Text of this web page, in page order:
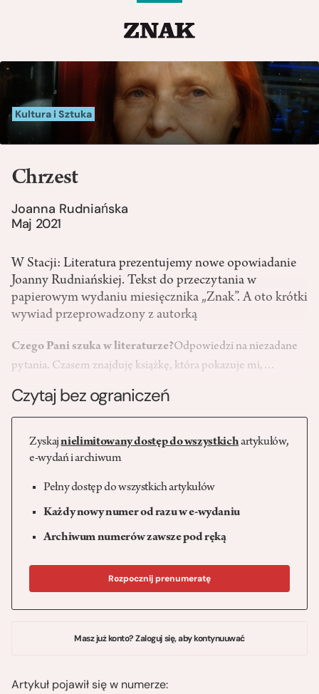
Kultura i Sztuka
Chrzest
Joanna Rudniańska
Maj 2021
W Stacji: Literatura prezentujemy nowe opowiadanie
Joanny Rudniańskiej. Tekst do przeczytania w
papierowym wydaniu miesięcznika „Znak”. A oto krótki
wywiad przeprowadzony z autorką
Czego Pani szuka w literaturze?Odpowiedzi na niezadane
pytania. Czasem znajduję książkę, która pokazuje mi,…
Czytaj bez ograniczeń
Zyskajnielimitowany dostęp do wszystkichartykułów,
e-wydań i archiwum
Pełny dostęp do wszystkich artykułów
Każdy nowy numer od razu w e-wydaniu
Archiwum numerów zawsze pod ręką
Rozpocznij prenumeratę
Masz już konto? Zaloguj się, aby kontynuuwać
Artykuł pojawił się w numerze: